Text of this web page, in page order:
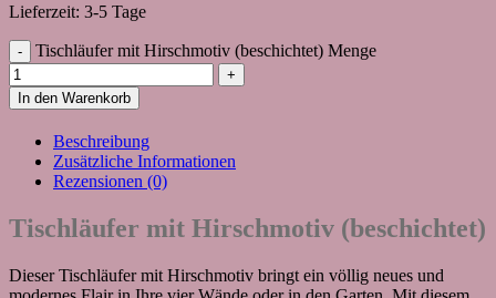
Lieferzeit: 3-5 Tage
Tischläufer mit Hirschmotiv (beschichtet) Menge
In den Warenkorb
Beschreibung
Zusätzliche Informationen
Rezensionen (0)
Tischläufer mit Hirschmotiv (beschichtet)
Dieser Tischläufer mit Hirschmotiv bringt ein völlig neues und